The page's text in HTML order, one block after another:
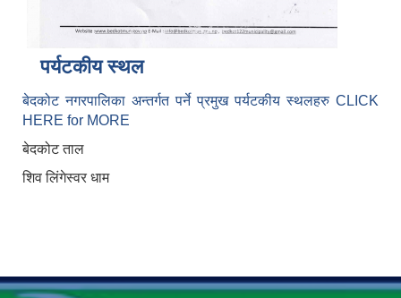
पर्यटकीय स्थल
बेदकोट नगरपालिका अन्तर्गत पर्ने प्रमुख पर्यटकीय स्थलहरु CLICK
HERE for MORE
बेदकोट ताल
शिव लिंगेस्वर धाम